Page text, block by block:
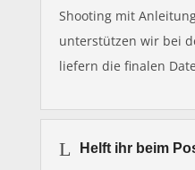
Shooting mit
unterstützen wir bei
liefern die finalen
L Helft ihr beim